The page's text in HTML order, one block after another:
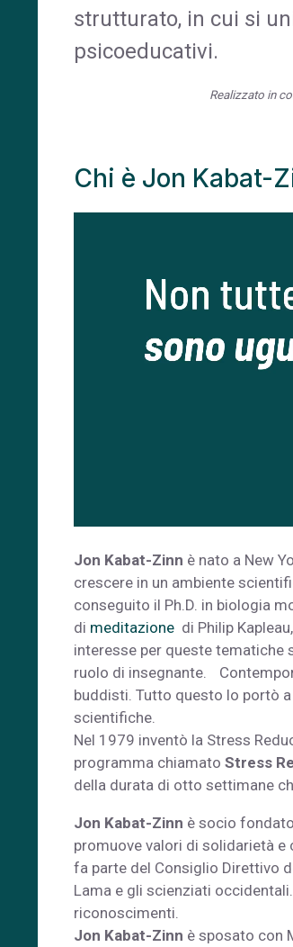
strutturato, in cui si
psicoeducativi.
Realizzato in
Chi è Jon Kabat-
Jon Kabat-Zinn è nato a New
crescere in un ambiente
conseguito il Ph.D. in biologia
di meditazione di Philip
interesse per queste tematiche
ruolo di insegnante.
buddisti. Tutto questo lo portò
scientifiche.
Nel 1979 inventò la Stress
programma chiamato Stress
della durata di otto settimane
Jon Kabat-Zinn è socio
promuove valori di solidarietà
fa parte del Consiglio Direttivo
Lama e gli scienziati
riconoscimenti.
Jon Kabat-Zinn è sposato con